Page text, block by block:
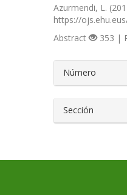
Azurmendi, L.
https://
Abstract 353 |
Número
Sección